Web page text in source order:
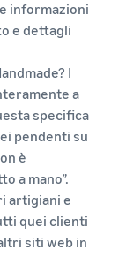
informazioni
e dettagli
I
a
specifica
pendenti su
è
a mano”.
artigiani e
quei clienti
siti web in